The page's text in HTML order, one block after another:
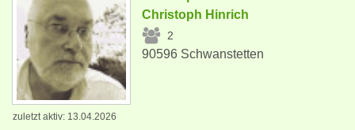
Christoph Hinrich
2
90596 Schwanstetten
zuletzt aktiv: 13.04.2026